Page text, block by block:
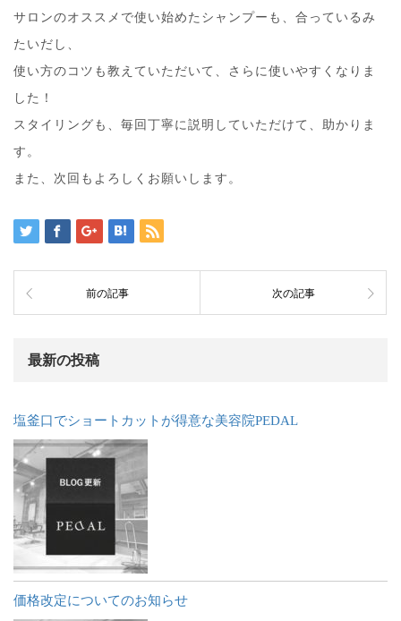
サロンのオススメで使い始めたシャンプーも、合っているみ
たいだし、
使い方のコツも教えていただいて、さらに使いやすくなりま
した！
スタイリングも、毎回丁寧に説明していただけて、助かりま
す。
また、次回もよろしくお願いします。
前の記事 次の記事
最新の投稿
塩釜口でショートカットが得意な美容院PEDAL
価格改定についてのお知らせ